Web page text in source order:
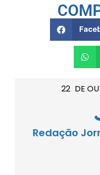
22 DE
Redação